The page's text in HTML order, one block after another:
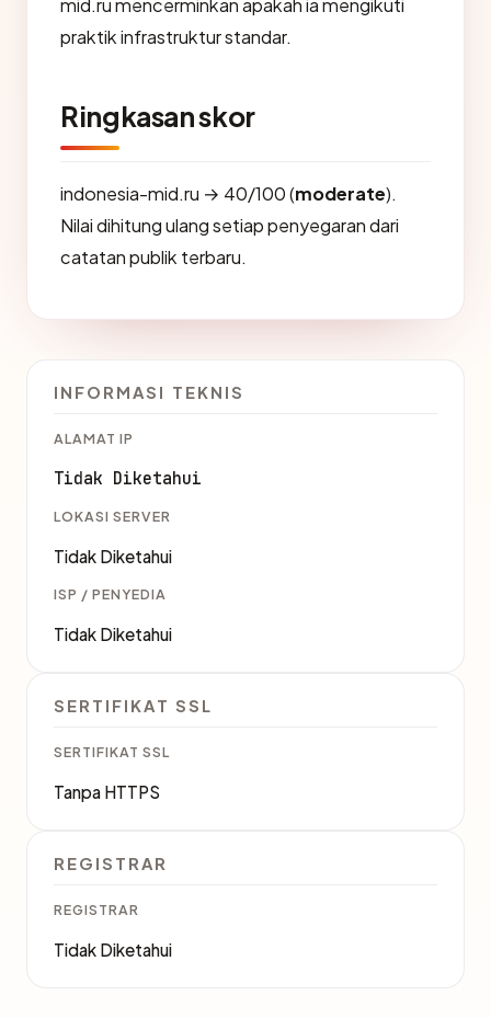
mid.ru mencerminkan apakah ia mengikuti
praktik infrastruktur standar.
Ringkasan skor
indonesia-mid.ru → 40/100 (moderate).
Nilai dihitung ulang setiap penyegaran dari
catatan publik terbaru.
INFORMASI TEKNIS
ALAMAT IP
Tidak Diketahui
LOKASI SERVER
Tidak Diketahui
ISP / PENYEDIA
Tidak Diketahui
SERTIFIKAT SSL
SERTIFIKAT SSL
Tanpa HTTPS
REGISTRAR
REGISTRAR
Tidak Diketahui